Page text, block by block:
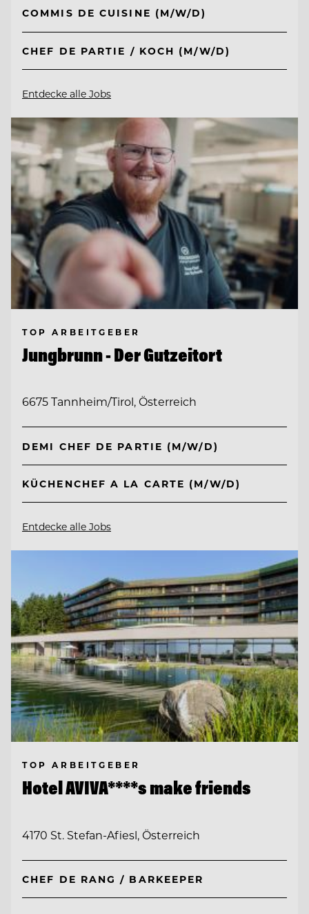
COMMIS DE CUISINE (M/W/D)
CHEF DE PARTIE / KOCH (M/W/D)
Entdecke alle Jobs
TOP ARBEITGEBER
Jungbrunn - Der Gutzeitort
6675 Tannheim/Tirol, Österreich
DEMI CHEF DE PARTIE (M/W/D)
KÜCHENCHEF A LA CARTE (M/W/D)
Entdecke alle Jobs
TOP ARBEITGEBER
Hotel AVIVA****s make friends
4170 St. Stefan-Afiesl, Österreich
CHEF DE RANG / BARKEEPER